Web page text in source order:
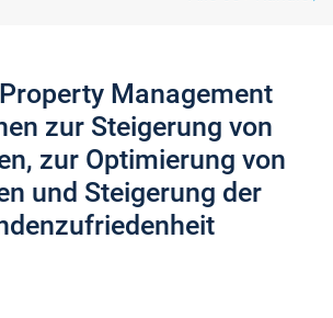
Management
zur Steigerung von
zur Optimierung von
und Steigerung der